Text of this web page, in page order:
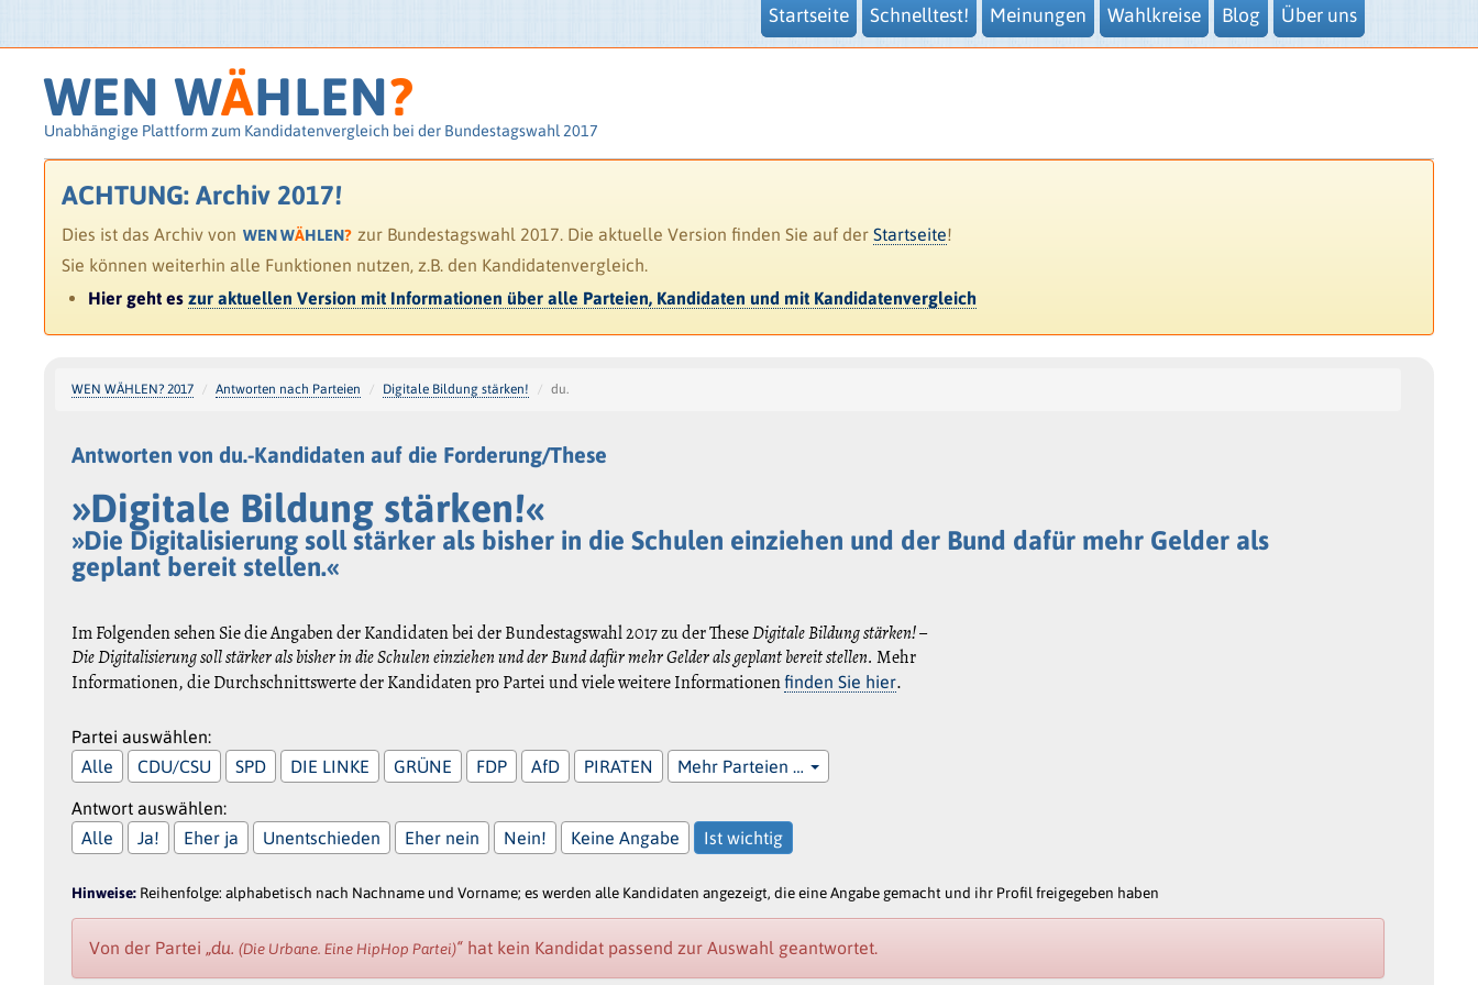
Startseite Schnelltest! Meinungen Wahlkreise Blog Über uns
WEN WÄHLEN?
Unabhängige Plattform zum Kandidatenvergleich bei der Bundestagswahl 2017
ACHTUNG: Archiv 2017!
Dies ist das Archiv von WEN WÄHLEN? zur Bundestagswahl 2017. Die aktuelle Version finden Sie auf derStartseite!
Sie können weiterhin alle Funktionen nutzen, z.B. den Kandidatenvergleich.
Hier geht eszur aktuellen Version mit Informationen über alle Parteien, Kandidaten und mit Kandidatenvergleich
WEN WÄHLEN? 2017 Antworten nach Parteien Digitale Bildung stärken! du.
Antworten von du.-Kandidaten auf die Forderung/These
»Digitale Bildung stärken!«
»Die Digitalisierung soll stärker als bisher in die Schulen einziehen und der Bund dafür mehr Gelder als
geplant bereit stellen.«
Im Folgenden sehen Sie die Angaben der Kandidaten bei der Bundestagswahl 2017 zu der TheseDigitale Bildung stärken! –
Die Digitalisierung soll stärker als bisher in die Schulen einziehen und der Bund dafür mehr Gelder als geplant bereit stellen. Mehr
Informationen, die Durchschnittswerte der Kandidaten pro Partei und viele weitere Informationenfinden Sie hier.
Partei auswählen:
Alle
CDU/CSU SPD DIE LINKE GRÜNE FDP AfD PIRATEN Mehr Parteien …
Antwort auswählen:
Alle
Ja! Eher ja Unentschieden Eher nein Nein! Keine Angabe Ist wichtig
Hinweise: Reihenfolge: alphabetisch nach Nachname und Vorname; es werden alle Kandidaten angezeigt, die eine Angabe gemacht und ihr Profil freigegeben haben
Von der Partei „du.(Die Urbane. Eine HipHop Partei)“ hat kein Kandidat passend zur Auswahl geantwortet.